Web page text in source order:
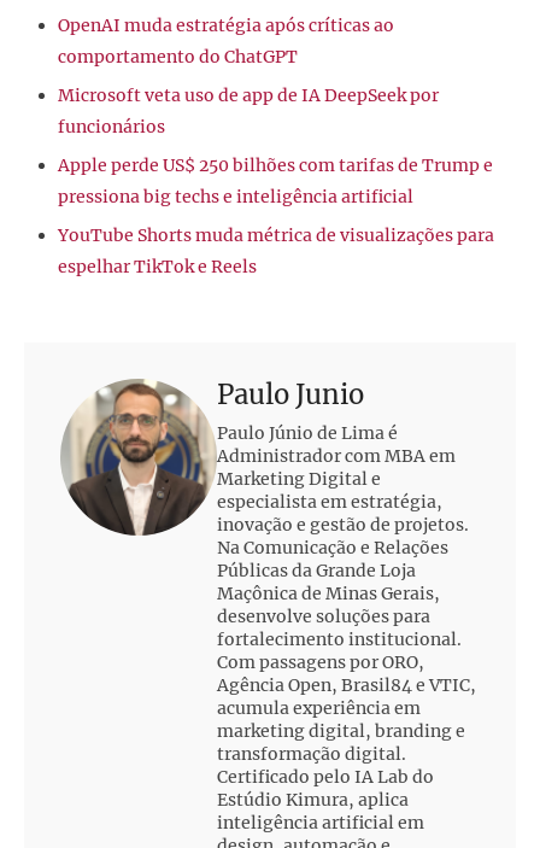
OpenAI muda estratégia após críticas ao
comportamento do ChatGPT
Microsoft veta uso de app de IA DeepSeek por
funcionários
Apple perde US$ 250 bilhões com tarifas de Trump e
pressiona big techs e inteligência artificial
YouTube Shorts muda métrica de visualizações para
espelhar TikTok e Reels
Paulo Junio
Paulo Júnio de Lima é
Administrador com MBA em
Marketing Digital e
especialista em estratégia,
inovação e gestão de projetos.
Na Comunicação e Relações
Públicas da Grande Loja
Maçônica de Minas Gerais,
desenvolve soluções para
fortalecimento institucional.
Com passagens por ORO,
Agência Open, Brasil84 e VTIC,
acumula experiência em
marketing digital, branding e
transformação digital.
Certificado pelo IA Lab do
Estúdio Kimura, aplica
inteligência artificial em